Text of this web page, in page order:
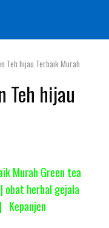
Teh hijau Terbaik Murah
Teh hijau
Murah Green tea
herbal gejala
Kepanjen